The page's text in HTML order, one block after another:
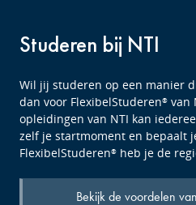
Studeren bij NTI
Wil jij studeren op een manier
dan voor FlexibelStuderen® van
opleidingen van NTI kan
zelf je startmoment en bepaalt
FlexibelStuderen® heb je de
Bekijk de voordelen